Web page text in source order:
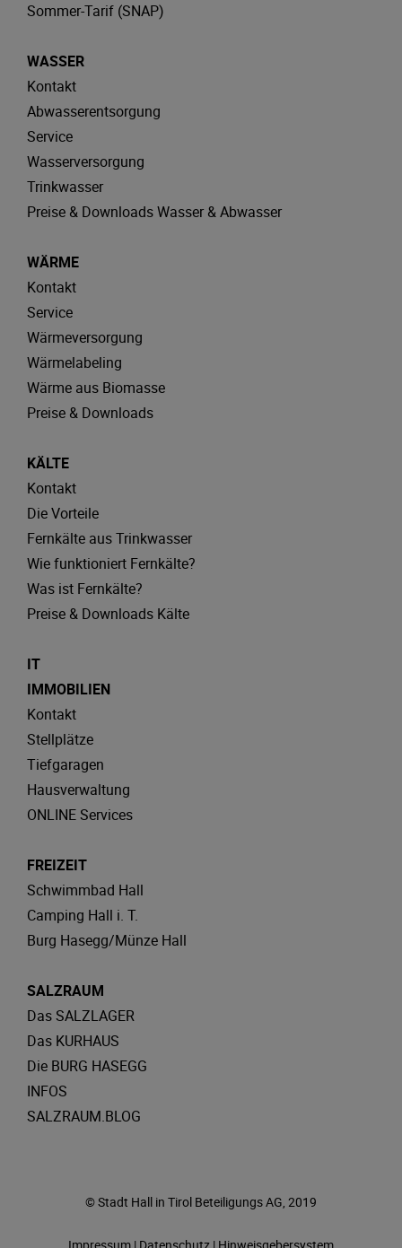
Sommer-Tarif (SNAP)
WASSER
Kontakt
Abwasserentsorgung
Service
Wasserversorgung
Trinkwasser
Preise & Downloads Wasser & Abwasser
WÄRME
Kontakt
Service
Wärmeversorgung
Wärmelabeling
Wärme aus Biomasse
Preise & Downloads
KÄLTE
Kontakt
Die Vorteile
Fernkälte aus Trinkwasser
Wie funktioniert Fernkälte?
Was ist Fernkälte?
Preise & Downloads Kälte
IT
IMMOBILIEN
Kontakt
Stellplätze
Tiefgaragen
Hausverwaltung
ONLINE Services
FREIZEIT
Schwimmbad Hall
Camping Hall i. T.
Burg Hasegg/Münze Hall
SALZRAUM
Das SALZLAGER
Das KURHAUS
Die BURG HASEGG
INFOS
SALZRAUM.BLOG
© Stadt Hall in Tirol Beteiligungs AG, 2019